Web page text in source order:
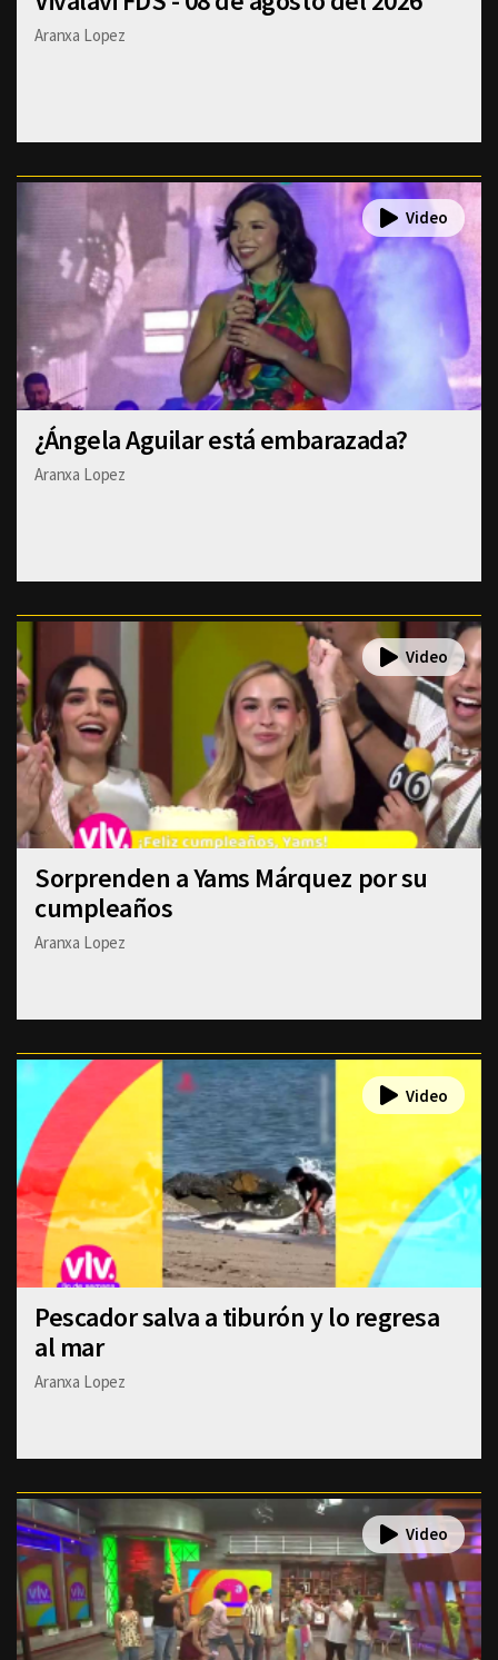
Aranxa Lopez
¿Ángela Aguilar está embarazada?
Aranxa Lopez
Sorprenden a Yams Márquez por su
cumpleaños
Aranxa Lopez
Pescador salva a tiburón y lo regresa
al mar
Aranxa Lopez